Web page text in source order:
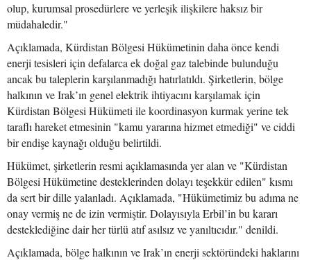
olup, kurumsal prosedürlere ve yerleşik ilişkilere haksız bir
müdahaledir."
Açıklamada, Kürdistan Bölgesi Hükümetinin daha önce kendi
enerji tesisleri için defalarca ek doğal gaz talebinde bulunduğu
ancak bu taleplerin karşılanmadığı hatırlatıldı. Şirketlerin, bölge
halkının ve Irak’ın genel elektrik ihtiyacını karşılamak için
Kürdistan Bölgesi Hükümeti ile koordinasyon kurmak yerine tek
taraflı hareket etmesinin "kamu yararına hizmet etmediği" ve ciddi
bir endişe kaynağı olduğu belirtildi.
Hükümet, şirketlerin resmi açıklamasında yer alan ve "Kürdistan
Bölgesi Hükümetine desteklerinden dolayı teşekkür edilen" kısmı
da sert bir dille yalanladı. Açıklamada, "Hükümetimiz bu adıma ne
onay vermiş ne de izin vermiştir. Dolayısıyla Erbil’in bu kararı
desteklediğine dair her türlü atıf asılsız ve yanıltıcıdır." denildi.
Açıklamada, bölge halkının ve Irak’ın enerji sektöründeki haklarını